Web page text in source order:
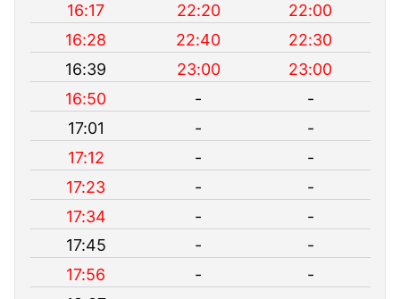
16:17
22:20
22:00
16:28
22:40
22:30
16:39
23:00
23:00
16:50
-
-
17:01
-
-
17:12
-
-
17:23
-
-
17:34
-
-
17:45
-
-
17:56
-
-